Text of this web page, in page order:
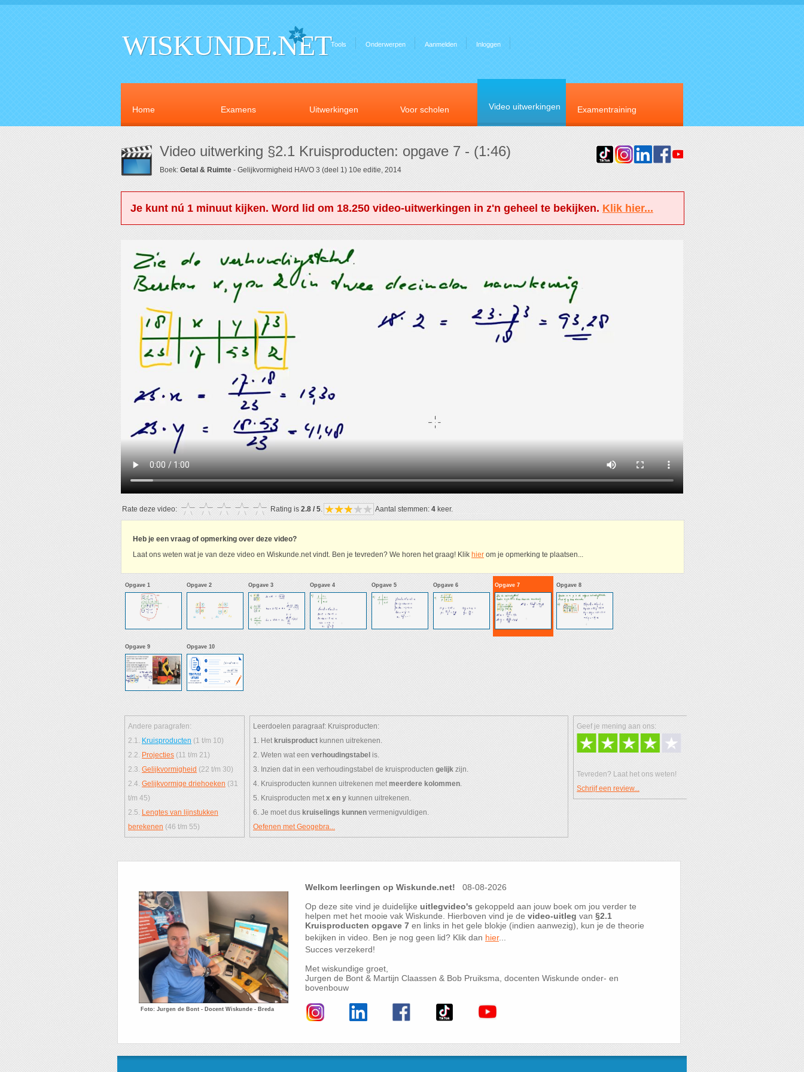
WISKUNDE.NETTools Onderwerpen Aanmelden Inloggen
Home Examens Uitwerkingen Voor scholen Video uitwerkingen Examentraining
Video uitwerking §2.1 Kruisproducten: opgave 7 - (1:46)
Boek: Getal & Ruimte - Gelijkvormigheid HAVO 3 (deel 1) 10e editie, 2014
Je kunt nú 1 minuut kijken. Word lid om 18.250 video-uitwerkingen in z'n geheel te bekijken. Klik hier...
Rate deze video: Rating is 2.8 / 5 Aantal stemmen: 4 keer.
Heb je een vraag of opmerking over deze video?
Laat ons weten wat je van deze video en Wiskunde.net vindt. Ben je tevreden? We horen het graag! Klik hier om je opmerking te plaatsen...
Opgave 1 Opgave 2 Opgave 3 Opgave 4 Opgave 5 Opgave 6 Opgave 7 Opgave 8
Opgave 9 Opgave 10
Andere paragrafen:
2.1. Kruisproducten (1 t/m 10)
2.2. Projecties (11 t/m 21)
2.3. Gelijkvormigheid (22 t/m 30)
2.4. Gelijkvormige driehoeken (31
t/m 45)
2.5. Lengtes van lijnstukken
berekenen(46 t/m 55)
Leerdoelen paragraaf: Kruisproducten:
1. Het kruisproduct kunnen uitrekenen.
2. Weten wat een verhoudingstabel is.
3. Inzien dat in een verhoudingstabel de kruisproducten gelijk zijn.
4. Kruisproducten kunnen uitrekenen metmeerdere kolommen.
5. Kruisproducten metx en y kunnen uitrekenen.
6. Je moet dus kruiselings kunnen vermenigvuldigen.
Oefenen met Geogebra...
Geef je mening aan ons:
Tevreden? Laat het ons weten!
Schrijf een review...
Foto: Jurgen de Bont - Docent Wiskunde - Breda
Welkom leerlingen op Wiskunde.net!
08-08-2026
Op deze site vind je duidelijke uitlegvideo's gekoppeld aan jouw boek om jou verder te
helpen met het mooie vak Wiskunde. Hierboven vind je de video-uitleg van §2.1
Kruisproducten opgave 7 en links in het gele blokje (indien aanwezig), kun je de theorie
bekijken in video. Ben je nog geen lid? Klik dan hier...
Succes verzekerd!
Met wiskundige groet,
Jurgen de Bont & Martijn Claassen & Bob Pruiksma, docenten Wiskunde onder- en
bovenbouw